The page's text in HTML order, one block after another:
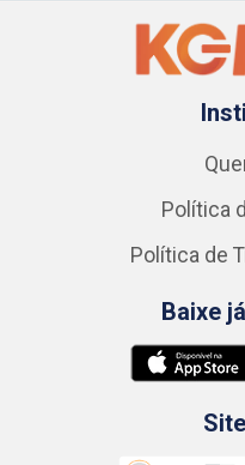
Política
Política de
Baixe